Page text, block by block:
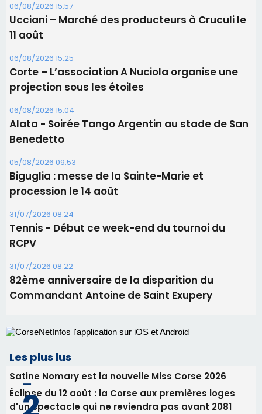
06/08/2026 15:57
Ucciani – Marché des producteurs à Cruculi le
11 août
06/08/2026 15:25
Corte – L’association A Nuciola organise une
projection sous les étoiles
06/08/2026 15:04
Alata - Soirée Tango Argentin au stade de San
Benedetto
05/08/2026 09:53
Biguglia : messe de la Sainte-Marie et
procession le 14 août
31/07/2026 08:24
Tennis - Début ce week-end du tournoi du
RCPV
31/07/2026 08:22
82ème anniversaire de la disparition du
Commandant Antoine de Saint Exupery
Les plus lus
Satine Nomary est la nouvelle Miss Corse 2026
Éclipse du 12 août : la Corse aux premières loges
d'un spectacle qui ne reviendra pas avant 2081